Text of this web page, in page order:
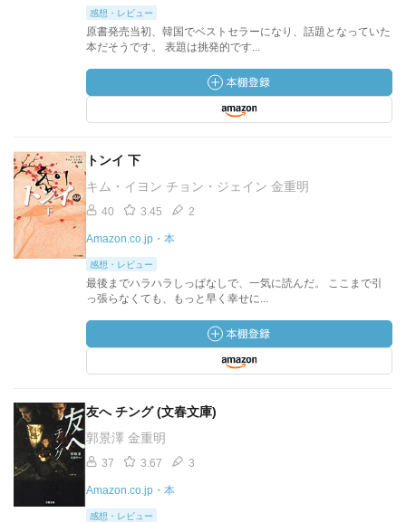
感想・レビュー
原書発売当初、韓国でベストセラーになり、話題となっていた
本だそうです。 表題は挑発的です...
トンイ 下
キム・イヨン チョン・ジェイン 金重明
40 3.45 2
Amazon.co.jp・本
感想・レビュー
最後までハラハラしっぱなしで、一気に読んだ。 ここまで引
っ張らなくても、もっと早く幸せに...
友へ チング (文春文庫)
郭景澤 金重明
37 3.67 3
Amazon.co.jp・本
感想・レビュー